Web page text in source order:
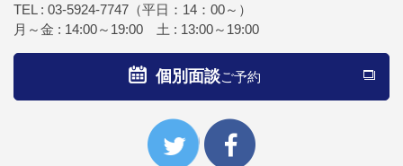
TEL : 03-5924-7747 （平日：14：00～）
月～金 : 14:00～19:00 土 : 13:00～19:00
個別面談ご予約